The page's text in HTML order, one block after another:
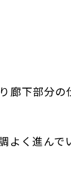
廊下部分の
よく進んで